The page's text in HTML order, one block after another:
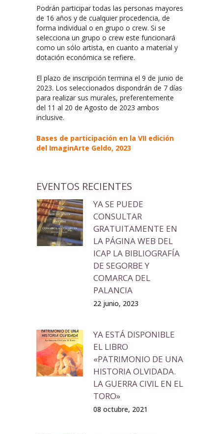
Podrán participar todas las personas mayores
de 16 años y de cualquier procedencia, de
forma individual o en grupo o crew. Si se
selecciona un grupo o crew este funcionará
como un sólo artista, en cuanto a material y
dotación económica se refiere.
El plazo de inscripción termina el 9 de junio de
2023. Los seleccionados dispondrán de 7 días
para realizar sus murales, preferentemente
del 11 al 20 de Agosto de 2023 ambos
inclusive.
Bases de participación en la VII edición
del ImaginArte Geldo, 2023
EVENTOS RECIENTES
YA SE PUEDE
CONSULTAR
GRATUITAMENTE EN
LA PÁGINA WEB DEL
ICAP LA BIBLIOGRAFÍA
DE SEGORBE Y
COMARCA DEL
PALANCIA
22 junio, 2023
YA ESTÁ DISPONIBLE
EL LIBRO
«PATRIMONIO DE UNA
HISTORIA OLVIDADA.
LA GUERRA CIVIL EN EL
TORO»
08 octubre, 2021